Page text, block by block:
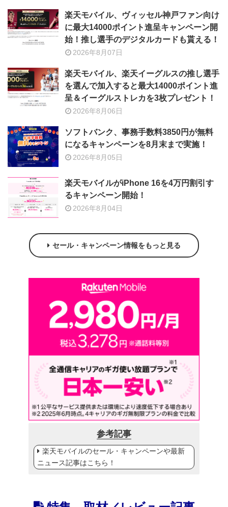
楽天モバイル、ヴィッセル神戸ファン向け
に最大14000ポイント進呈キャンペーン開
始！推し選手のデジタルカードも貰える！
2026年8月07日
楽天モバイル、楽天イーグルスの推し選手
を選んで加入すると最大14000ポイント進
呈＆イーグルストレカを3枚プレゼント！
2026年8月06日
ソフトバンク、事務手数料3850円が無料
になるキャンペーンを8月末まで実施！
2026年8月05日
楽天モバイルがiPhone 16を4万円割引す
るキャンペーン開始！
2026年8月04日
セール・キャンペーン情報をもっと見る
参考記事
楽天モバイルのセール・キャンペーンや最新
ニュース記事はこちら！